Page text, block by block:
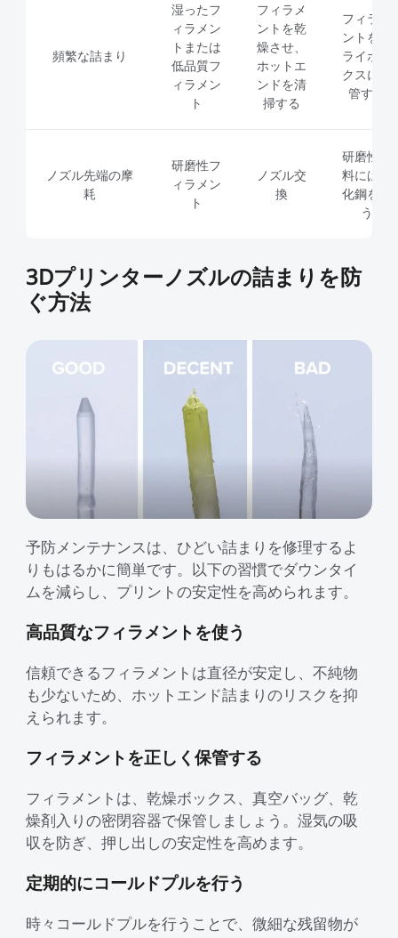
頻繁な詰まり
湿ったフ
ィラメン
トまたは
低品質フ
ィラメン
ト
フィラメ
ントを乾
燥させ、
ホットエ
ンドを清
掃する
フィラメ
ントをド
ライボッ
クスに保
管する
ノズル先端の摩
耗
研磨性フ
ィラメン
ト
ノズル交
換
研磨性材
料には硬
化鋼を使
う
3Dプリンターノズルの詰まりを防
ぐ方法
予防メンテナンスは、ひどい詰まりを修理するよ
りもはるかに簡単です。以下の習慣でダウンタイ
ムを減らし、プリントの安定性を高められます。
高品質なフィラメントを使う
信頼できるフィラメントは直径が安定し、不純物
も少ないため、ホットエンド詰まりのリスクを抑
えられます。
フィラメントを正しく保管する
フィラメントは、乾燥ボックス、真空バッグ、乾
燥剤入りの密閉容器で保管しましょう。湿気の吸
収を防ぎ、押し出しの安定性を高めます。
定期的にコールドプルを行う
時々コールドプルを行うことで、微細な残留物が